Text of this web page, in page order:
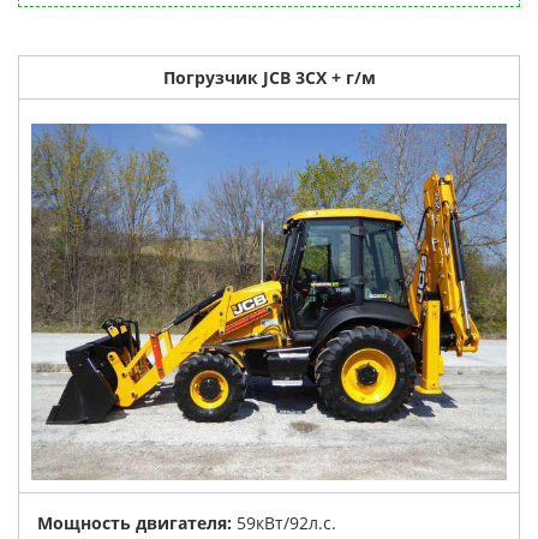
Погрузчик JCB 3CX + г/м
Мощность двигателя: 59кВт/92л.с.